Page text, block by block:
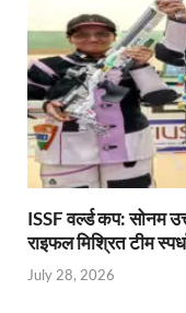
ISSF वर्ल्ड कप: सोनम
राइफल मिश्रित टीम
July 28, 2026